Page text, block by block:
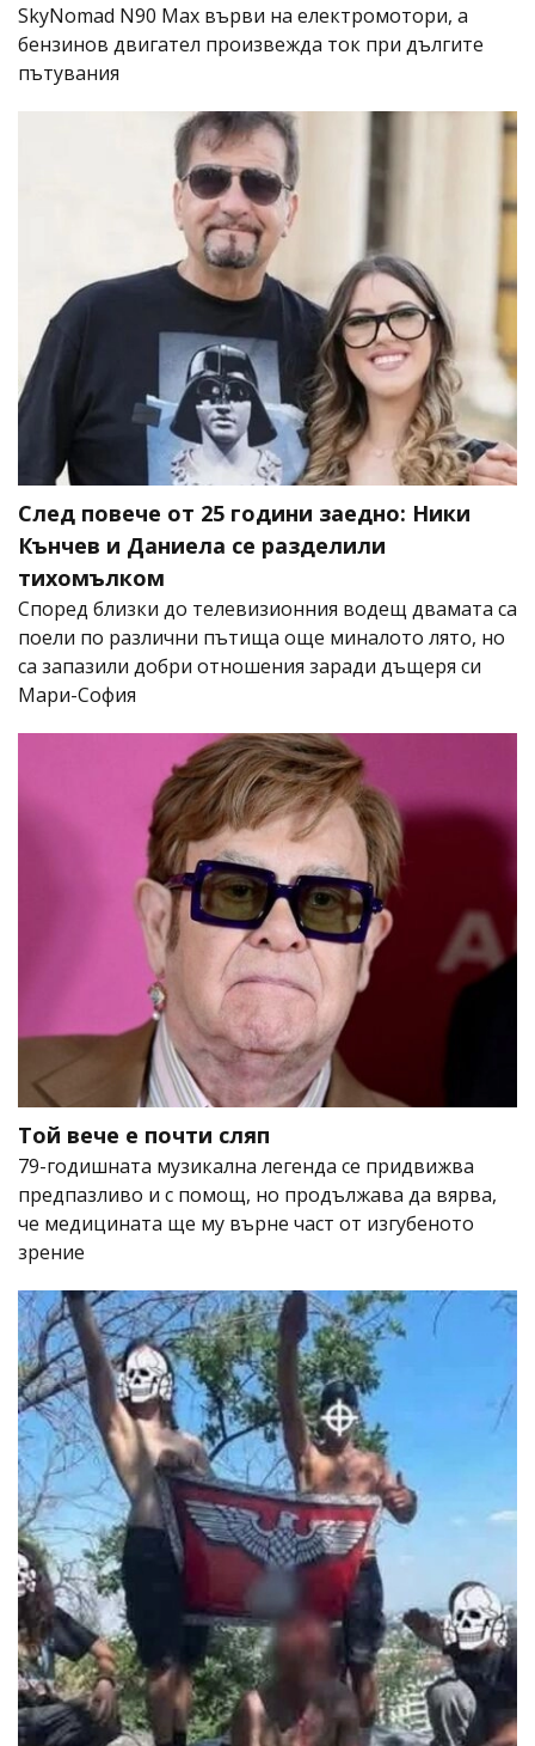
SkyNomad N90 Max върви на електромотори, а
бензинов двигател произвежда ток при дългите
пътувания
След повече от 25 години заедно: Ники
Кънчев и Даниела се разделили
тихомълком
Според близки до телевизионния водещ двамата са
поели по различни пътища още миналото лято, но
са запазили добри отношения заради дъщеря си
Мари-София
Той вече е почти сляп
79-годишната музикална легенда се придвижва
предпазливо и с помощ, но продължава да вярва,
че медицината ще му върне част от изгубеното
зрение